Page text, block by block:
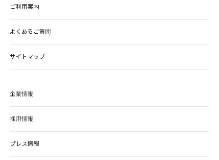
ご利用案内
よくあるご質問
サイトマップ
企業情報
採用情報
プレス情報